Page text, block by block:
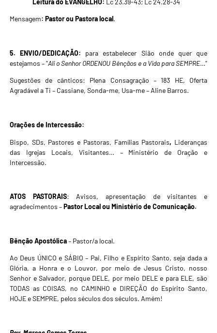
Mensagem: Pastor ou Pastora local.
5. ENVIO/DEDICAÇÃO: para estabelecer Sião onde quer que
estejamos – "Ali o Senhor ORDENOU Bênçãos e a Vida para SEMPRE…"
Sugestões de cânticos: Plena Consagração – 183 HE, Oferta
Agradável a Ti – Cassiane, Sonda-me, Usa-me – Aline Barros.
Orações de Intercessão:
Bispo, SDs, Pastores e Pastoras, Famílias Pastorais, Lideranças
das Igrejas Locais, Visitantes… – Ministério de Oração e
Intercessão.
ATOS PASTORAIS: Avisos, apresentação de visitantes e
agradecimentos –Pastor Local ou Ministério de Comunicação.
Bênção Apostólica– Pastor/a local.
Ao Deus ÚNICO e SÁBIO – Pai, Filho e Espírito Santo, seja dada a
Glória, a Honra e o Louvor, por meio de Jesus Cristo, nosso
Senhor e Salvador, porque DELE, por meio DELE e para ELE, são
TODAS as COISAS, no CAMINHO e DIREÇÃO do Espírito Santo,
HOJE e SEMPRE, pelos séculos dos séculos. Amém!